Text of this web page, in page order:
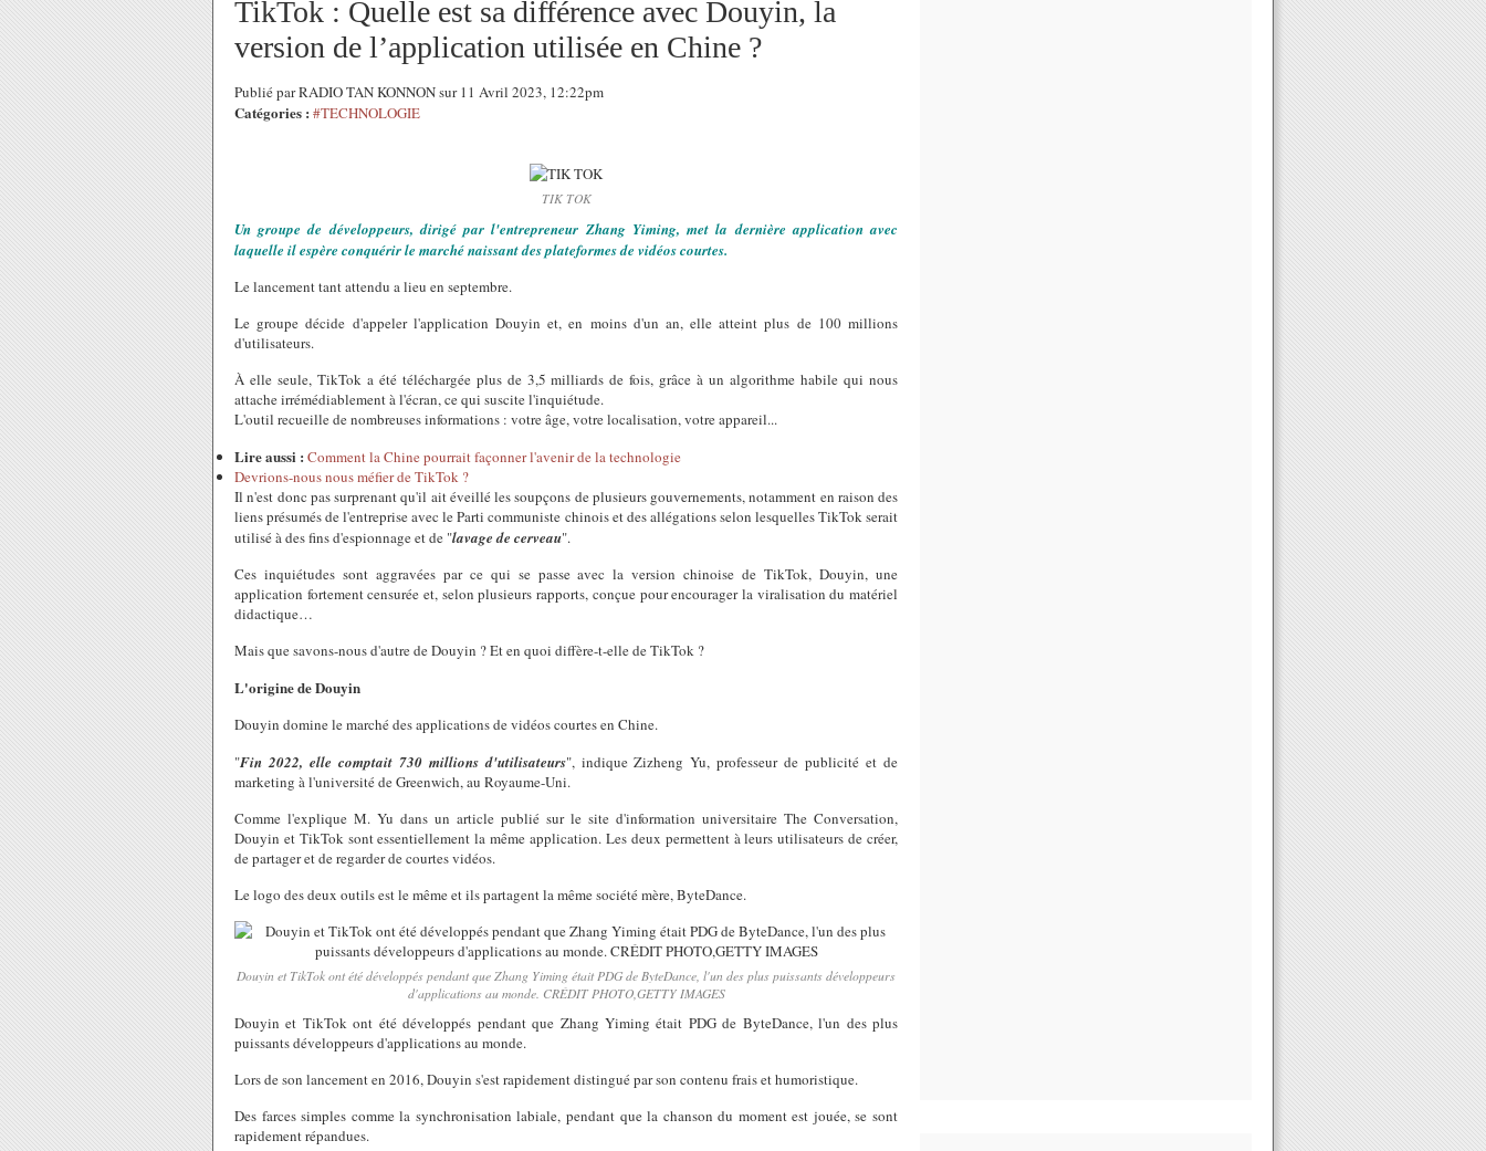
TikTok : Quelle est sa différence avec Douyin, la
version de l’application utilisée en Chine ?
Publié par RADIO TAN KONNON sur 11 Avril 2023, 12:22pm
Catégories : #TECHNOLOGIE
TIK TOK
Un groupe de développeurs, dirigé par l'entrepreneur Zhang Yiming, met la dernière application avec
laquelle il espère conquérir le marché naissant des plateformes de vidéos courtes.
Le lancement tant attendu a lieu en septembre.
Le groupe décide d'appeler l'application Douyin et, en moins d'un an, elle atteint plus de 100 millions
d'utilisateurs.
À elle seule, TikTok a été téléchargée plus de 3,5 milliards de fois, grâce à un algorithme habile qui nous
attache irrémédiablement à l'écran, ce qui suscite l'inquiétude.
L'outil recueille de nombreuses informations : votre âge, votre localisation, votre appareil...
Lire aussi : Comment la Chine pourrait façonner l'avenir de la technologie
Devrions-nous nous méfier de TikTok ?
Il n'est donc pas surprenant qu'il ait éveillé les soupçons de plusieurs gouvernements, notamment en raison des
liens présumés de l'entreprise avec le Parti communiste chinois et des allégations selon lesquelles TikTok serait
utilisé à des fins d'espionnage et de "lavage de cerveau".
Ces inquiétudes sont aggravées par ce qui se passe avec la version chinoise de TikTok, Douyin, une
application fortement censurée et, selon plusieurs rapports, conçue pour encourager la viralisation du matériel
didactique…
Mais que savons-nous d'autre de Douyin ? Et en quoi diffère-t-elle de TikTok ?
L'origine de Douyin
Douyin domine le marché des applications de vidéos courtes en Chine.
"Fin 2022, elle comptait 730 millions d'utilisateurs", indique Zizheng Yu, professeur de publicité et de
marketing à l'université de Greenwich, au Royaume-Uni.
Comme l'explique M. Yu dans un article publié sur le site d'information universitaire The Conversation,
Douyin et TikTok sont essentiellement la même application. Les deux permettent à leurs utilisateurs de créer,
de partager et de regarder de courtes vidéos.
Le logo des deux outils est le même et ils partagent la même société mère, ByteDance.
Douyin et TikTok ont été développés pendant que Zhang Yiming était PDG de ByteDance, l'un des plus puissants développeurs
d'applications au monde. CRÉDIT PHOTO,GETTY IMAGES
Douyin et TikTok ont été développés pendant que Zhang Yiming était PDG de ByteDance, l'un des plus
puissants développeurs d'applications au monde.
Lors de son lancement en 2016, Douyin s'est rapidement distingué par son contenu frais et humoristique.
Des farces simples comme la synchronisation labiale, pendant que la chanson du moment est jouée, se sont
rapidement répandues.